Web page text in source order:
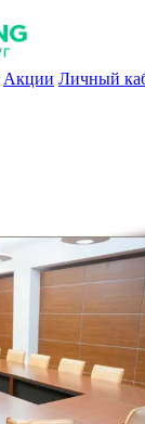
Акции Личный